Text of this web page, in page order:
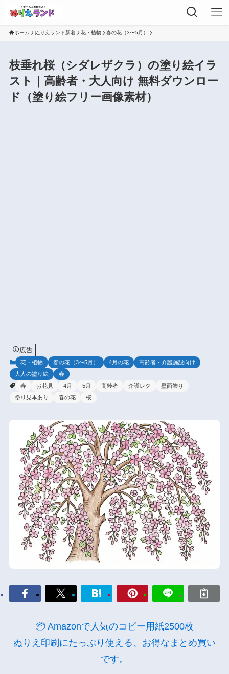
ホーム ぬりえランド新着 花・植物 春の花（3〜5月）
枝垂れ桜（シダレザクラ）の塗り絵イラ
スト｜高齢者・大人向け 無料ダウンロー
ド（塗り絵フリー画像素材）
広告
花・植物 春の花（3〜5月） 4月の花
高齢者・介護施設向け
大人の塗り絵
春
春
お花見 4月 5月 高齢者 介護レク
壁面飾り
塗り見本あり
春の花 桜
📦 Amazonで人気のコピー用紙2500枚
ぬりえ印刷にたっぷり使える、お得なまとめ買い
です。